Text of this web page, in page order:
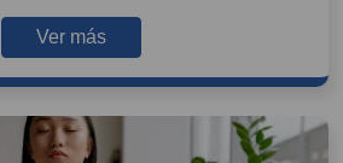
Ver más